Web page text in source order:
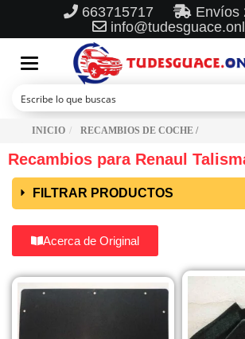
663715717
Envíos
Toggle
navigation
INICIO RECAMBIOS DE COCHE /
Recambios para Renaul
FILTRAR PRODUCTOS
Acerca de Original